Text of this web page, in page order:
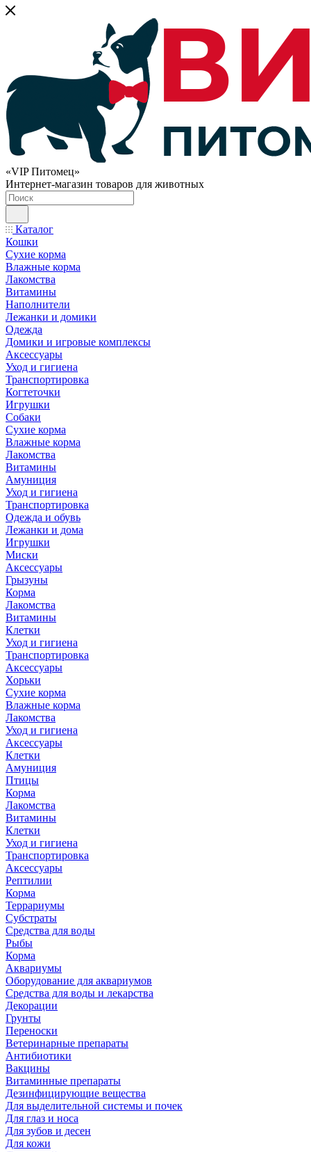
«VIP Питомец»
Интернет-магазин товаров для животных
Каталог
Кошки
Сухие корма
Влажные корма
Лакомства
Витамины
Наполнители
Лежанки и домики
Одежда
Домики и игровые комплексы
Аксессуары
Уход и гигиена
Транспортировка
Когтеточки
Игрушки
Собаки
Сухие корма
Влажные корма
Лакомства
Витамины
Амуниция
Уход и гигиена
Транспортировка
Одежда и обувь
Лежанки и дома
Игрушки
Миски
Аксессуары
Грызуны
Корма
Лакомства
Витамины
Клетки
Уход и гигиена
Транспортировка
Аксессуары
Хорьки
Сухие корма
Влажные корма
Лакомства
Уход и гигиена
Аксессуары
Клетки
Амуниция
Птицы
Корма
Лакомства
Витамины
Клетки
Уход и гигиена
Транспортировка
Аксессуары
Рептилии
Корма
Террариумы
Субстраты
Средства для воды
Рыбы
Корма
Аквариумы
Оборудование для аквариумов
Средства для воды и лекарства
Декорации
Грунты
Переноски
Ветеринарные препараты
Антибиотики
Вакцины
Витаминные препараты
Дезинфицирующие вещества
Для выделительной системы и почек
Для глаз и носа
Для зубов и десен
Для кожи